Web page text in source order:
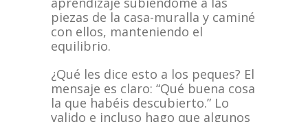
piezas de la casa-muralla y caminé
con ellos, manteniendo el
equilibrio.
¿Qué les dice esto a los peques? El
mensaje es claro: “Qué buena cosa
la que habéis descubierto.” Lo
valido e incluso hago que algunos